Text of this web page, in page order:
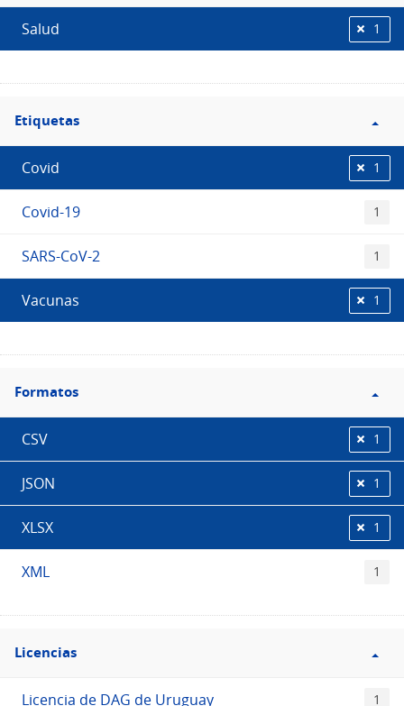
Salud 1
Filtro
Etiquetas
Etiquetas
Covid 1
Covid-19 1
SARS-CoV-2 1
Vacunas 1
Filtro
Formatos
Formatos
CSV 1
JSON 1
XLSX 1
XML 1
Filtro
Licencias
Licencias
Licencia de DAG de Uruguay 1